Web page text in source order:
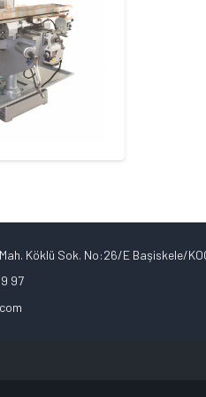
Köklü Sok. No:26/E Başiskele/
97